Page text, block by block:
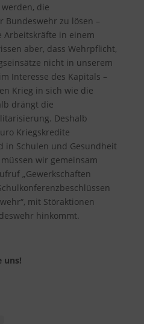
die
Bundeswehr zu lösen –
Arbeitskräfte in einem
aber, dass Wehrpflicht,
nicht in unserem
Interesse des Kapitals –
Krieg in sich wie die
drängt die
Deshalb
Kriegskredite
in Schulen und Gesundheit
wir gemeinsam
„Gewerkschaften
mit Störaktionen
hinkommt.
uns!